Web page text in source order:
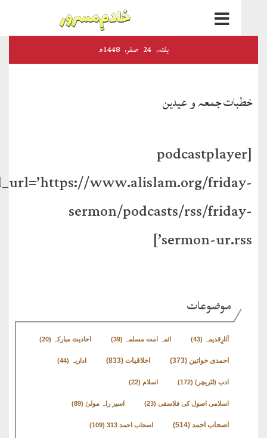
24 صفر‬،1448ھ
و
الفضل
انٹرنیشنل
اخبار
ھوالشافی
اسماعیل
دیگر
جمعہ و عیدین
feed_url=’https://www.alislam.org/
sermon/podcasts/rss/
sermon-
موضوعات
(43) ائمہ امت مسلمہ(39) احادیث مبارکہ(20)
احمدی خواتین(373) اخلاقیات (833) اداریہ
ادب (لٹریچر)(172) اسلام
اسلامی اصول کی فلاسفی(23) اسیر راہ مولیٰ (89)
اصحاب احمد(514) اصحاب احمد 313 (109)